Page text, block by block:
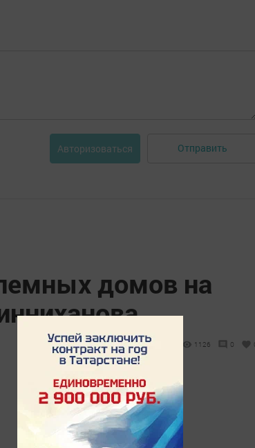
Авторизоваться Отправить
домов на
1126 0